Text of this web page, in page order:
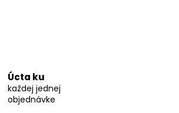
Úcta ku
každej jednej
objednávke